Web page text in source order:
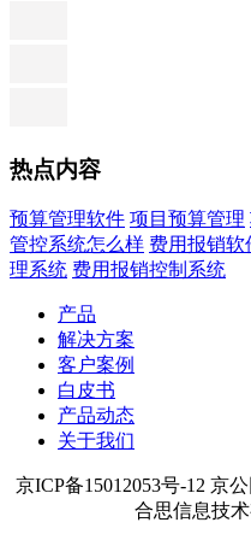
热点内容
预算管理软件 项目预算管理
管控系统怎么样 费用报销软
理系统 费用报销控制系统
产品
解决方案
客户案例
白皮书
产品动态
关于我们
京ICP备15012053号-12 京
合思信息技